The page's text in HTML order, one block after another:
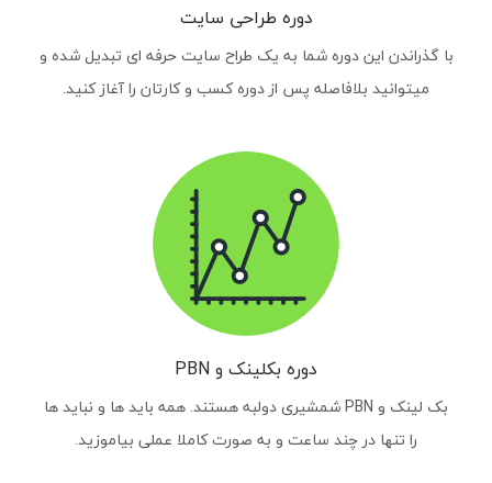
دوره طراحی سایت
با گذراندن این دوره شما به یک طراح سایت حرفه ای تبدیل شده و
میتوانید بلافاصله پس از دوره کسب و کارتان را آغاز کنید.
دوره بکلینک و PBN
بک لینک و PBN شمشیری دولبه هستند. همه باید ها و نباید ها
را تنها در چند ساعت و به صورت کاملا عملی بیاموزید.